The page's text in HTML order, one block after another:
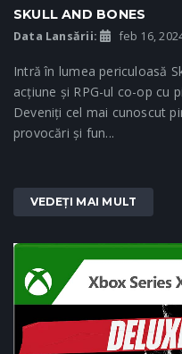
SKULL AND BONES
Data Lansării: feb 16,
Intră în lumea periculoasă
acțiune și RPG-ul co-op cu
Deveniți cel mai cunoscut
provocări și fun...
VEDEȚI MAI MULT